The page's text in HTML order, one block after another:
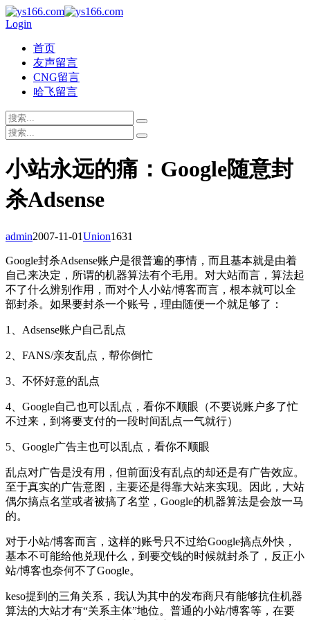
Login
首页
友声留言
CNG留言
哈飞留言
小站永远的痛：Google随意封
杀Adsense
admin2007-11-01Union1631
Google封杀Adsense账户是很普遍的事情，而且基本就是由着
自己来决定，所谓的机器算法有个毛用。对大站而言，算法起
不了什么辨别作用，而对个人小站/博客而言，根本就可以全
部封杀。如果要封杀一个账号，理由随便一个就足够了：
1、Adsense账户自己乱点
2、FANS/亲友乱点，帮你倒忙
3、不怀好意的乱点
4、Google自己也可以乱点，看你不顺眼（不要说账户多了忙
不过来，到将要支付的一段时间乱点一气就行）
5、Google广告主也可以乱点，看你不顺眼
乱点对广告是没有用，但前面没有乱点的却还是有广告效应。
至于真实的广告意图，主要还是得靠大站来实现。因此，大站
偶尔搞点名堂或者被搞了名堂，Google的机器算法是会放一马
的。
对于小站/博客而言，这样的账号只不过给Google搞点外快，
基本不可能给他兑现什么，到要交钱的时候就封杀了，反正小
站/博客也奈何不了Google。
keso提到的三角关系，我认为其中的发布商只有能够抗住机器
算法的大站才有“关系主体”地位。普通的小站/博客等，在要